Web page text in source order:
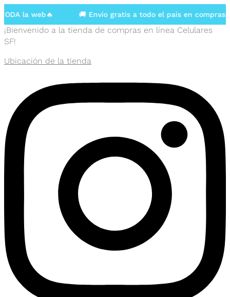
la web🔥 🚚 Envío gratis a todo el país en compras
¡Bienvenido a la tienda de compras en línea Celulares
SF!
Ubicación de la tienda